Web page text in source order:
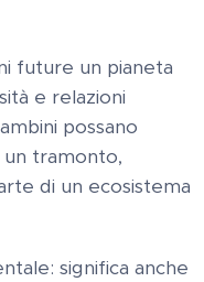
future un pianeta
e relazioni
possano
tramonto,
di un ecosistema
significa anche